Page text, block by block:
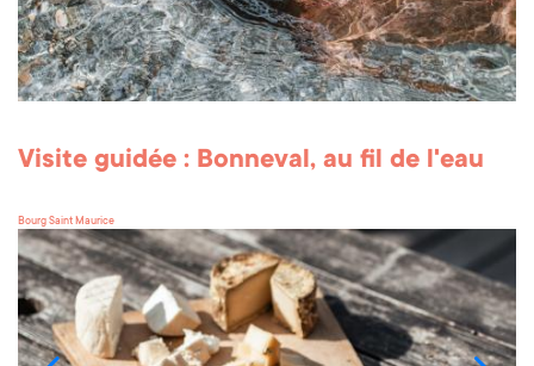
Visite guidée : Bonneval, au fil de l'eau
Bourg Saint Maurice